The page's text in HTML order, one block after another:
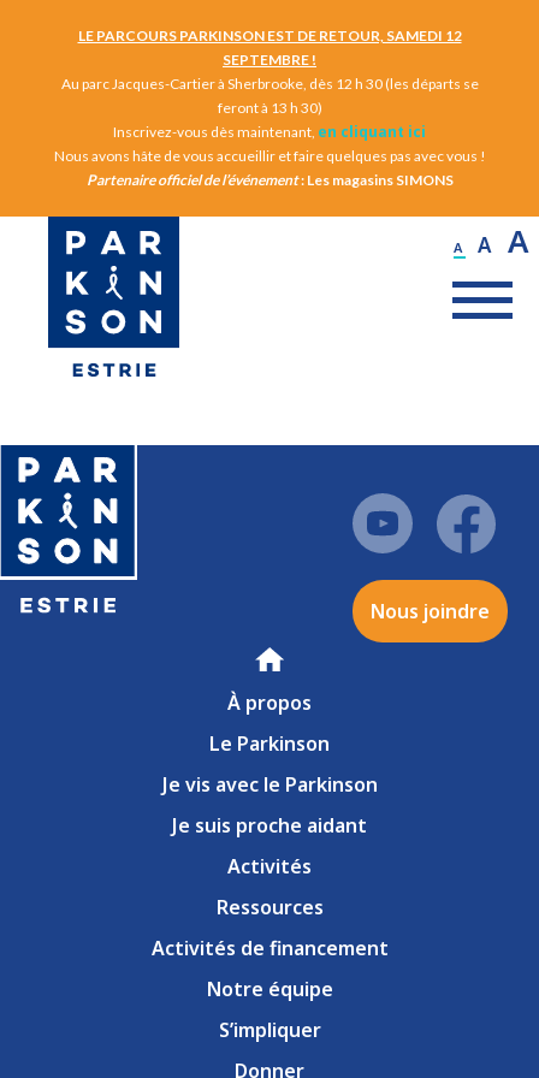
LE PARCOURS PARKINSON EST DE RETOUR, SAMEDI 12
SEPTEMBRE !
Au parc Jacques-Cartier à Sherbrooke, dès 12 h 30 (les départs se
feront à 13 h 30)
Inscrivez-vous dès maintenant, en cliquant ici
Nous avons hâte de vous accueillir et faire quelques pas avec vous !
Partenaire officiel de l’événement: Les magasins SIMONS
A A A
Accueil
À propos
Le Parkinson
Je vis avec le Parkinson
Je suis proche aidant
Activités
Ressources
Activités de financement
Notre équipe
S’impliquer
Donner
Nous joindre